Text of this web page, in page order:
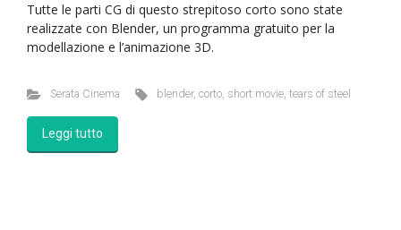
Tutte le parti CG di questo strepitoso corto sono state
realizzate con Blender, un programma gratuito per la
modellazione e l’animazione 3D.
Serata Cinema blender,corto, short movie,tears of steel
Leggi tutto